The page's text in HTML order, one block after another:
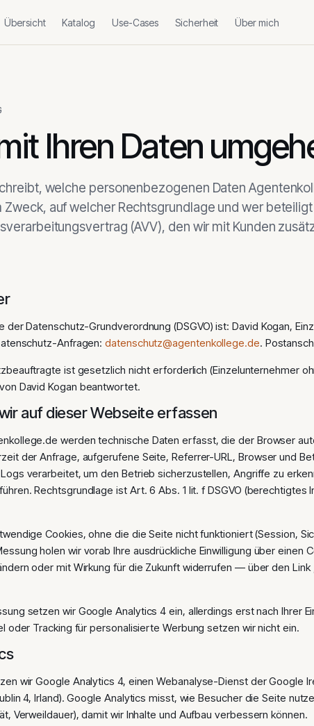
Übersicht Katalog Use-Cases Sicherheit Über mich
Ihren Daten
welche personenbezogenen Daten
auf welcher Rechtsgrundlage und wer beteiligt
(AVV), den wir mit Kunden
der Datenschutz-Grundverordnung (DSGVO) ist: David Kogan,
Anfragen: datenschutz@agentenkollege.de.
ist gesetzlich nicht erforderlich (Einzelunternehmer
David Kogan beantwortet.
auf dieser Webseite erfassen
werden technische Daten erfasst, die der Browser
der Anfrage, aufgerufene Seite, Referrer-URL, Browser und
verarbeitet, um den Betrieb sicherzustellen, Angriffe zu
Rechtsgrundlage ist Art. 6 Abs. 1 lit. f DSGVO (berechtigtes
Cookies, ohne die die Seite nicht funktioniert (Session,
holen wir vorab Ihre ausdrückliche Einwilligung über einen
oder mit Wirkung für die Zukunft widerrufen — über den Link
setzen wir Google Analytics 4 ein, allerdings erst nach Ihrer
oder Tracking für personalisierte Werbung setzen wir nicht ein.
wir Google Analytics 4, einen Webanalyse-Dienst der Google
4, Irland). Google Analytics misst, wie Besucher die Seite
Verweildauer), damit wir Inhalte und Aufbau verbessern können.